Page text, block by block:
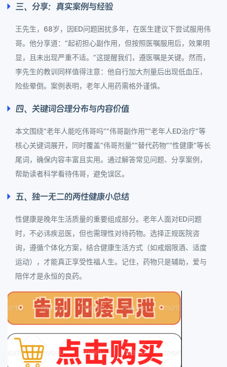
三、分享：真实案例与经验
王先生，68岁，因ED问题困扰多年，在医生建议下尝试服用伟
哥。他分享道：“起初担心副作用，但按照医嘱服用后，效果明
显，且未出现严重不适。”这提醒我们，遵医嘱是关键。然而，
李先生的教训同样值得注意：他自行加大剂量后出现低血压，
险些晕倒。案例表明，老年人用药需格外谨慎。
四、关键词合理分布与内容价值
本文围绕“老年人能吃伟哥吗”“伟哥副作用”“老年人ED治疗”等
核心关键词展开，同时覆盖“伟哥剂量”“替代药物”“性健康”等长
尾词，确保内容丰富且实用。通过解答常见问题、分享案例，
帮助读者科学看待伟哥，避免误区。
五、独一无二的两性健康小总结
性健康是晚年生活质量的重要组成部分。老年人面对ED问题
时，不必讳疾忌医，但也需理性对待药物。选择正规医院咨
询，遵循个体化方案，结合健康生活方式（如戒烟限酒、适度
运动），才能真正享受性福人生。记住，药物只是辅助，爱与
陪伴才是永恒的良药。